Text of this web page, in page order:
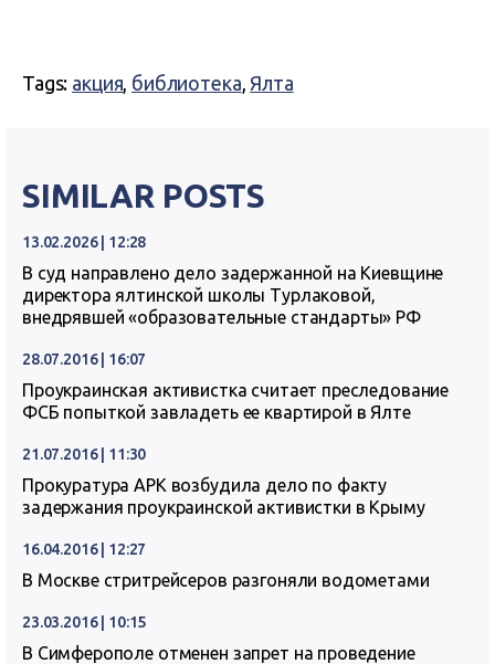
Tags: акция, библиотека, Ялта
SIMILAR POSTS
13.02.2026 | 12:28
В суд направлено дело задержанной на Киевщине
директора ялтинской школы Турлаковой,
внедрявшей «образовательные стандарты» РФ
28.07.2016 | 16:07
Проукраинская активистка считает преследование
ФСБ попыткой завладеть ее квартирой в Ялте
21.07.2016 | 11:30
Прокуратура АРК возбудила дело по факту
задержания проукраинской активистки в Крыму
16.04.2016 | 12:27
В Москве стритрейсеров разгоняли водометами
23.03.2016 | 10:15
В Симферополе отменен запрет на проведение